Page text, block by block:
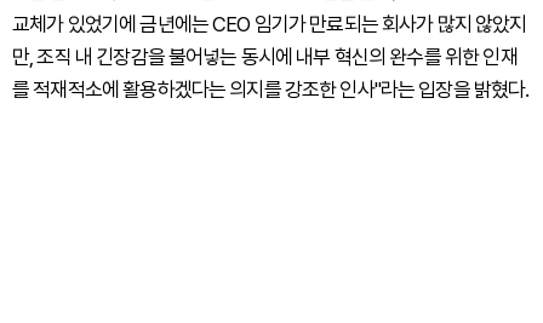
교체가 있었기에 금년에는 CEO 임기가 만료되는 회사가 많지 않았지
만, 조직 내 긴장감을 불어넣는 동시에 내부 혁신의 완수를 위한 인재
를 적재적소에 활용하겠다는 의지를 강조한 인사"라는 입장을 밝혔다.